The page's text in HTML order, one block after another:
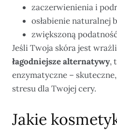
zaczerwienienia i
osłabienie naturalnej
zwiększoną
Jeśli Twoja skóra jest
łagodniejsze alternatywy,
enzymatyczne –
stresu dla Twojej cery.
Jakie